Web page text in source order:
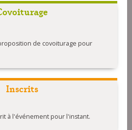
de covoiturage pour
Inscrits
à l'événement pour l'instant.